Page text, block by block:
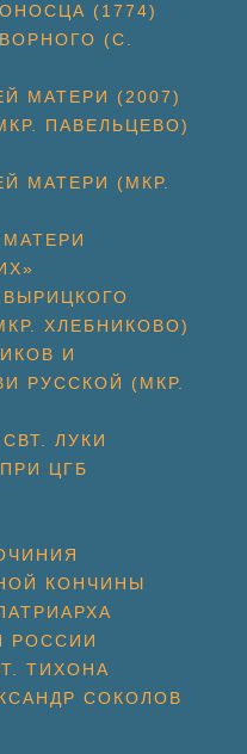
(1774)
(С.
МАТЕРИ (2007)
ПАВЕЛЬЦЕВО)
МАТЕРИ (МКР.
ХЛЕБНИКОВО)
И
РУССКОЙ (МКР.
ЛУКИ
ЦГБ
КОНЧИНЫ
РОССИИ
ТИХОНА
СОКОЛОВ